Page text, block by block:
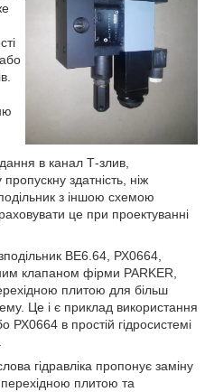
в канал Т-злив,
здатність, ніж
з іншою схемою
це при проектуванні
ВЕ6.64, РХ0664,
клапаном фірми PARKER,
плитою для більш
Це і є приклад використання
РХ0664 в простій гідросистемі
гідравліка пропонує заміну
плитою та